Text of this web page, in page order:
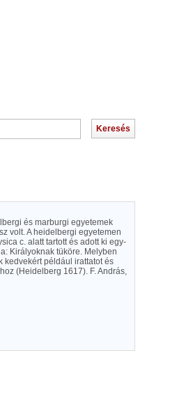
és marburgi egyetemek
volt. A heidelbergi egyetemen
c. alatt tartott és adott ki egy-
Királyoknak tüköre. Melyben
kedvekért például irattatot és
(Heidelberg 1617). F. András,